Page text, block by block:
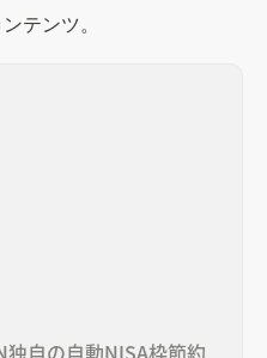
テンツ。
の自動NISA枠節約機能の
独自の自動NISA枠節約